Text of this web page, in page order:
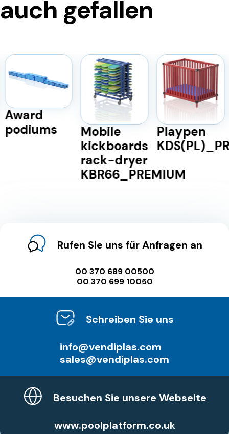
auch gefallen
Mobile
KBR66_PREMIUM
Playpen
KDS(PL)_PREMIUM
Mobile
shelf for
Rufen Sie uns für Anfragen an
00 370 689 00500
00 370 699 10050
Schreiben Sie uns
info@vendiplas.com
sales@vendiplas.com
Besuchen Sie unsere Webseite
www.poolplatform.co.uk